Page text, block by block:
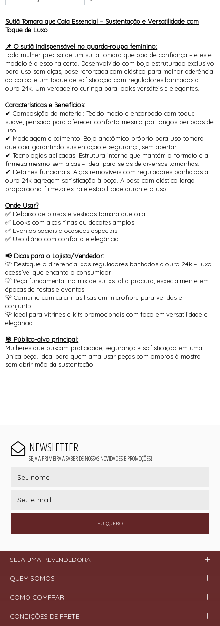
Sutiã Tomara que Caia Essencial – Sustentação e Versatilidade com
Toque de Luxo
📌 O sutiã indispensável no guarda-roupa feminino:
Toda mulher precisa de um sutiã tomara que caia de confiança – e este
modelo é a escolha certa. Desenvolvido com bojo estruturado exclusivo
para uso sem alças, base reforçada com elástico para melhor aderência
ao corpo e um toque de sofisticação com reguladores banhados a
ouro 24k. Um verdadeiro curinga para looks versáteis e elegantes.
Características e Benefícios:
✔ Composição do material: Tecido macio e encorpado com toque
suave, pensado para oferecer conforto mesmo por longos períodos de
uso.
✔ Modelagem e caimento: Bojo anatômico próprio para uso tomara
que caia, garantindo sustentação e segurança, sem apertar.
✔ Tecnologias aplicadas: Estrutura interna que mantém o formato e a
firmeza mesmo sem alças – ideal para seios de diversos tamanhos.
✔ Detalhes funcionais: Alças removíveis com reguladores banhados a
ouro 24k agregam sofisticação à peça. A base com elástico largo
proporciona firmeza extra e estabilidade durante o uso.
Onde Usar?
✅ Debaixo de blusas e vestidos tomara que caia
✅ Looks com alças finas ou decotes amplos
✅ Eventos sociais e ocasiões especiais
✅ Uso diário com conforto e elegância
📢 Dicas para o Lojista/Vendedor:
💡 Destaque o diferencial dos reguladores banhados a ouro 24k – luxo
acessível que encanta o consumidor.
💡 Peça fundamental no mix de sutiãs: alta procura, especialmente em
épocas de festas e eventos.
💡 Combine com calcinhas lisas em microfibra para vendas em
conjunto.
💡 Ideal para vitrines e kits promocionais com foco em versatilidade e
elegância.
🎯 Público-alvo principal:
Mulheres que buscam praticidade, segurança e sofisticação em uma
única peça. Ideal para quem ama usar peças com ombros à mostra
sem abrir mão da sustentação.
NEWSLETTER
SEJA A PRIMEIRA A SABER DE NOSSAS NOVIDADES E PROMOÇÕES!
EU QUERO
SEJA UMA REVENDEDORA
QUEM SOMOS
COMO COMPRAR
CONDIÇÕES DE FRETE